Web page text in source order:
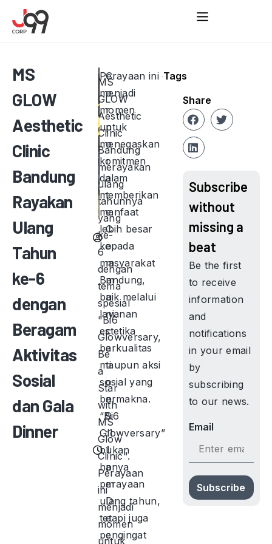
MS
GLOW
Aesthetic
Clinic
Bandung
Rayakan
Ulang
Tahun
ke-6
dengan
Beragam
Aktivitas
Sosial
dan Gala
Dinner
C
o
r
p
o
r
a
t
e
C
o
m
m
u
ni
c
a
ti
o
n
9
:1
1
p
m
D
e
c
MS
GLOW
Aesthetic
Clinic
Bandung
merayakan
ulang
tahunnya
yang
ke-
6
dengan
tema
spesial
"Bi6
Glowversary,
Be
a
Star
with
MS
Glow
Clinic".
Perayaan
ini
menjadi
momen
untuk
Perayaan ini
menjadi
momen
untuk
menegaskan
komitmen
dalam
memberikan
manfaat
lebih besar
kepada
masyarakat
Bandung,
baik melalui
layanan
estetika
berkualitas
maupun aksi
sosial yang
bermakna.
“Bi6
Glowversary”
bukan
hanya
perayaan
ulang tahun,
tetapi juga
pengingat
Tags
Subscribe
without
missing a
beat
Be the first
to receive
information
and
notifications
in your email
by
subscribing
to our news.
Email
Subscribe
Share